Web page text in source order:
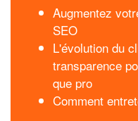
Augmentez
SEO
L'évolution du
transparence
que pro
Comment